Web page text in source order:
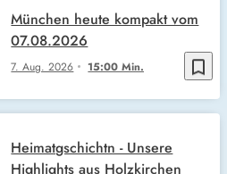
bookmark_border
7. Aug. 2026 15:00 Min.
München heute kompakt vom
07.08.2026
Heimatgschichtn - Unsere
Highlights aus Holzkirchen